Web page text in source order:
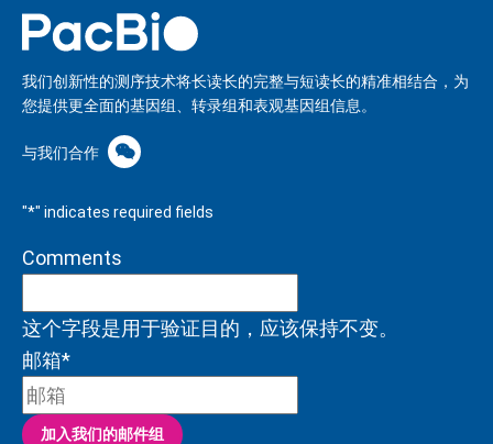
我们创新性的测序技术将长读长的完整与短读长的精准相结合，为
您提供更全面的基因组、转录组和表观基因组信息。
与我们合作
"*" indicates required fields
Comments
这个字段是用于验证目的，应该保持不变。
邮箱*
加入我们的邮件组